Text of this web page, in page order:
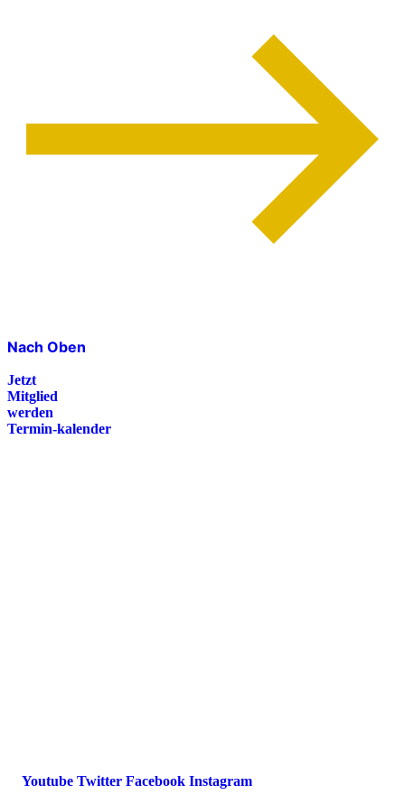
Nach Oben
Jetzt
Mitglied
werden
Termin-kalender
Youtube Twitter Facebook Instagram